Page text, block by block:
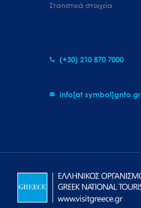
Στατιστικά στοιχεία
(+30) 210 870 7000
info[at symbol]gnto.gr